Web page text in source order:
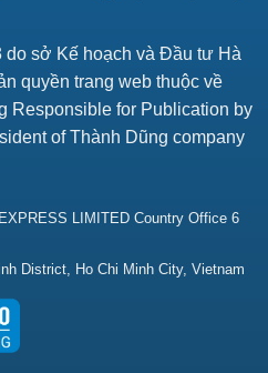
sở Kế hoạch và Đầu tư Hà
quyền trang web thuộc về
Responsible for Publication by
of Thành Dũng company
LIMITED Country Office 6
District, Ho Chi Minh City, Vietnam